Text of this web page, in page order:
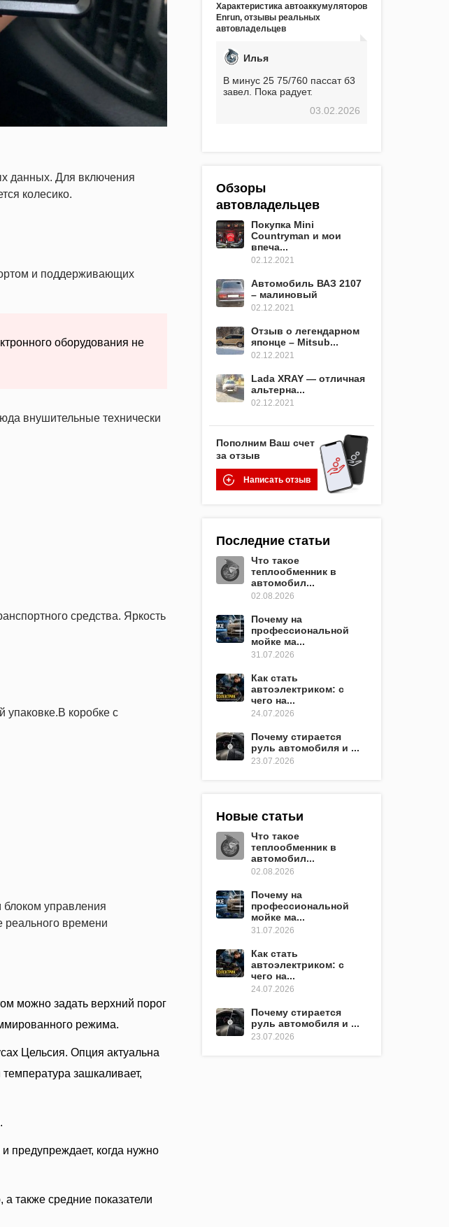
данных. Для включения
колесико.
и поддерживающих
оборудования не
внушительные технически
средства. Яркость
коробке с
управления
реального времени
можно задать верхний порог
режима.
Цельсия. Опция актуальна
зашкаливает,
предупреждает, когда нужно
также средние показатели
прогревался, чтобы избежать
проблем. И тем не менее, за
весь период использования
связанной с аккумулятором.
Прекрасный аккумулятор!
Недавно установил новый
АКОМ + EFB 75. Судя по
характеристикам, он даже
превосходит предыдущую
Характеристика автоаккумуляторов
Enrun, отзывы реальных
автовладельцев
Илья
В минус 25 75/760 пассат б3
завел. Пока радует.
03.02.2026
Обзоры
автовладельцев
Покупка Mini
Countryman и мои
впеча...
02.12.2021
Автомобиль ВАЗ 2107
– малиновый
02.12.2021
Отзыв о легендарном
японце – Mitsub...
02.12.2021
Lada XRAY — отличная
альтерна...
02.12.2021
Пополним Ваш счет
за отзыв
Написать отзыв
Последние статьи
Что такое
теплообменник в
автомобил...
02.08.2026
Почему на
профессиональной
мойке ма...
31.07.2026
Как стать
автоэлектриком: с
чего на...
24.07.2026
Почему стирается
руль автомобиля и ...
23.07.2026
Новые статьи
Что такое
теплообменник в
автомобил...
02.08.2026
Почему на
профессиональной
мойке ма...
31.07.2026
Как стать
автоэлектриком: с
чего на...
24.07.2026
Почему стирается
руль автомобиля и ...
23.07.2026